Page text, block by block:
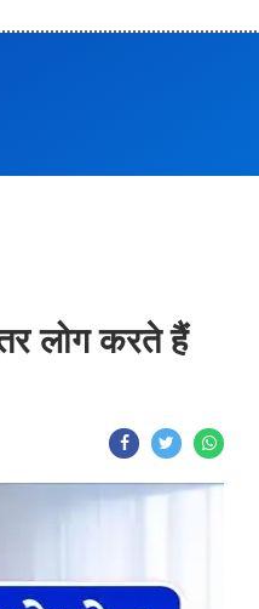
लोग करते हैं